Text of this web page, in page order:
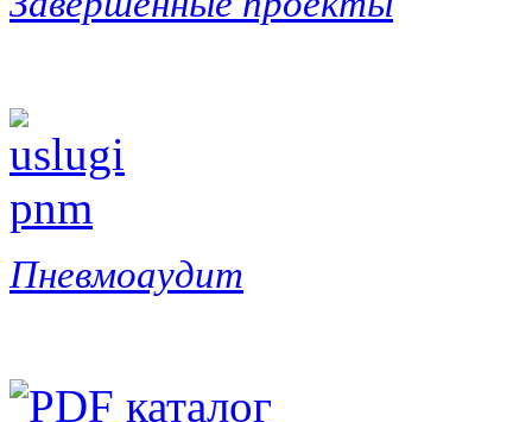
Пневмоаудит